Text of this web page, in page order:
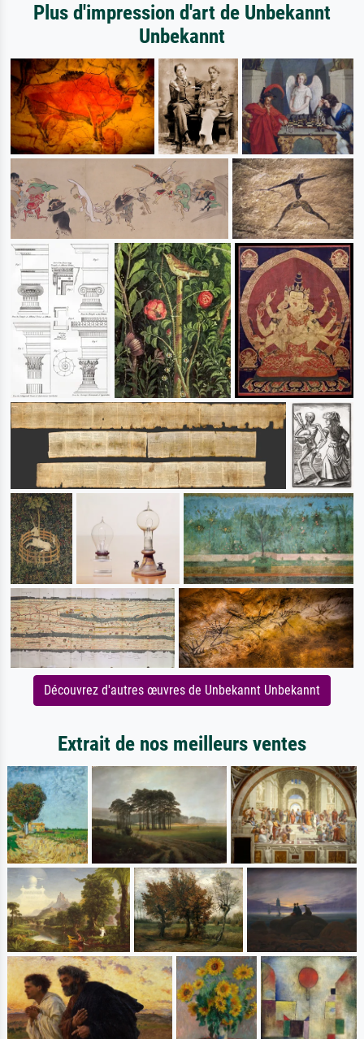
Plus d'impression d'art de Unbekannt
Unbekannt
Découvrez d'autres œuvres de Unbekannt Unbekannt
Extrait de nos meilleurs ventes